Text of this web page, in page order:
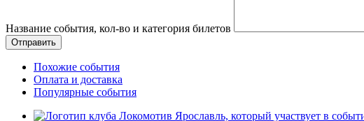
Название события, кол-во и категория билетов
Похожие события
Оплата и доставка
Популярные события